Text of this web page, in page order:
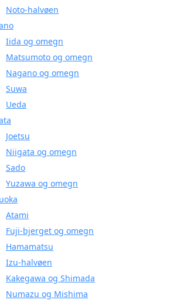
Noto-halvøen
Iida og omegn
Matsumoto og omegn
Nagano og omegn
Suwa
Ueda
Joetsu
Niigata og omegn
Sado
Yuzawa og omegn
Atami
Fuji-bjerget og omegn
Hamamatsu
Izu-halvøen
Kakegawa og Shimada
Numazu og Mishima